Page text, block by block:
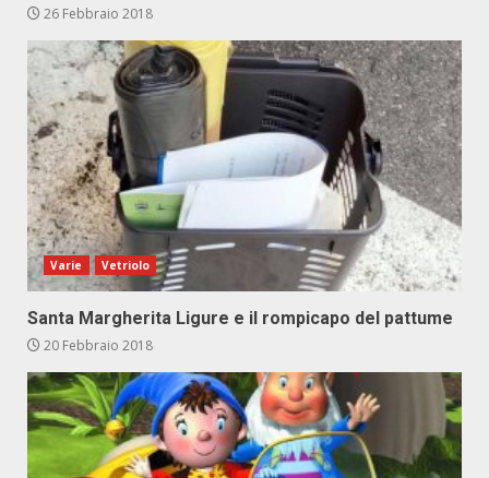
26 Febbraio 2018
Varie Vetriolo
Santa Margherita Ligure e il rompicapo del pattume
20 Febbraio 2018